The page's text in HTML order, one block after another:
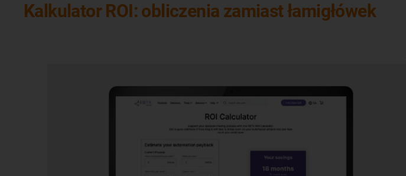
Kalkulator ROI: obliczenia zamiast łamigłówek